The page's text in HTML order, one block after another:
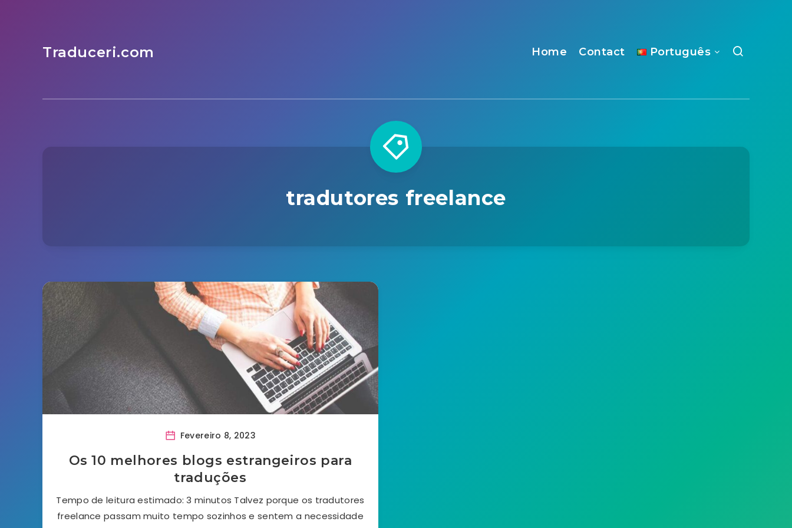
Traduceri.com Home Contact Português
tradutores freelance
Fevereiro 8, 2023
Os 10 melhores blogs estrangeiros para
traduções
Tempo de leitura estimado: 3 minutos Talvez porque os tradutores
freelance passam muito tempo sozinhos e sentem a necessidade